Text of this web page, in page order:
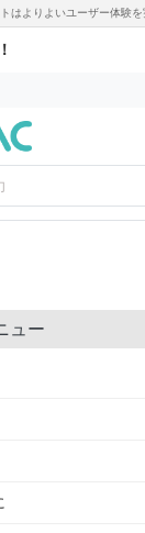
はよりよいユーザー体験
ュー